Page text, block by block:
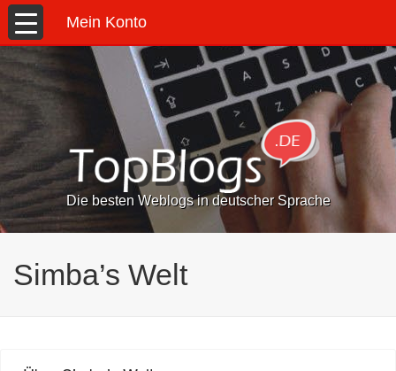
Mein Konto
Die besten Weblogs in deutscher Sprache
Simba’s Welt